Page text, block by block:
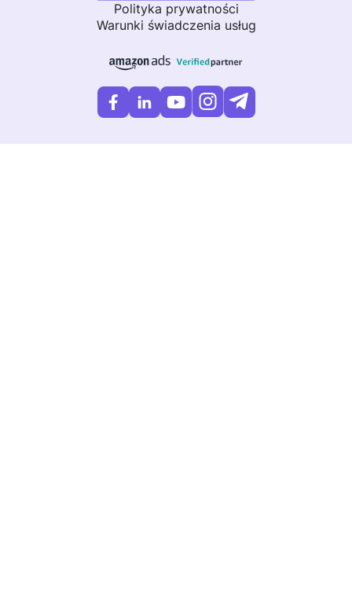
Polityka prywatności
Warunki świadczenia usług